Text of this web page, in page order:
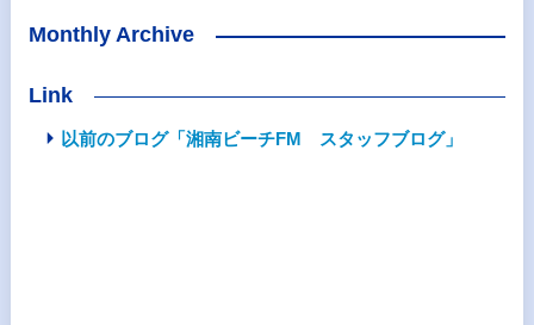
Monthly Archive
Link
以前のブログ「湘南ビーチFM スタッフブログ」